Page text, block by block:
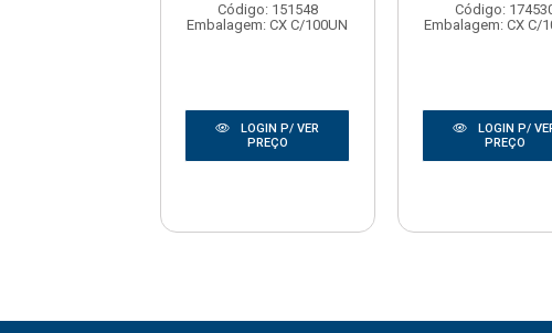
Código: 151548
Embalagem: CX C/100UN
LOGIN P/ VER
PREÇO
Código:
Embalagem: CX C/
LOGIN P/
PREÇO